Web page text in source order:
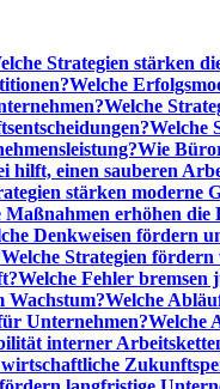
Strategien stärken
Welche
Welche
Welche
Wie
hilft, einen sauberen
stärken moderne
Maßnahmen erhöhen die
Denkweisen fördern
Welche Strategien
Welche Fehler bremsen
Wachstum?Welche
Unternehmen?Welche
interner